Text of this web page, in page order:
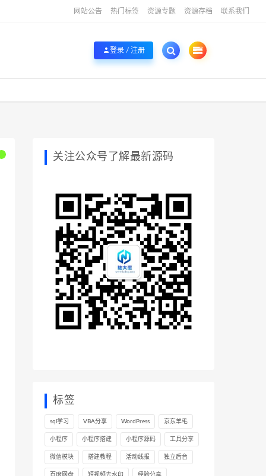
网站公告 热门标签 资源专题 资源存档 联系我们
登录 / 注册
关注公众号了解最新源码
标签
sql学习 VBA分享 WordPress 京东羊毛
小程序 小程序搭建 小程序源码 工具分享
微信模块 搭建教程 活动线报 独立后台
百度网盘 短视频去水印 经验分享